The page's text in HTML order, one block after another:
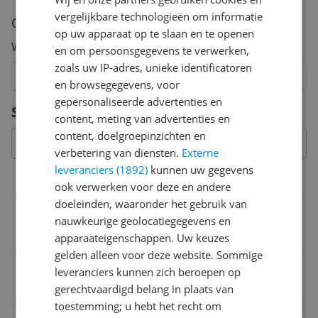
Specificaties
Overige kenmerken
CE markering
Verpakking lengte
28,3 cm
Cijfer
Welk cijfer geef jij dit product?
8
7
6
5
4
3
2
Vraag 1 van 4
vergelijkbare technologieën om informatie
op uw apparaat op te slaan en te openen
en om persoonsgegevens te verwerken,
zoals uw IP-adres, unieke identificatoren
en browsegegevens, voor
gepersonaliseerde advertenties en
content, meting van advertenties en
content, doelgroepinzichten en
verbetering van diensten. Externe
leveranciers (1892) kunnen uw gegevens
ook verwerken voor deze en andere
doeleinden, waaronder het gebruik van
nauwkeurige geolocatiegegevens en
apparaateigenschappen. Uw keuzes
gelden alleen voor deze website. Sommige
leveranciers kunnen zich beroepen op
gerechtvaardigd belang in plaats van
toestemming; u hebt het recht om